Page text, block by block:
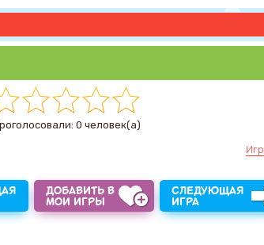
0 человек(а)
ДОБАВИТЬ В
МОИ ИГРЫ
СЛЕДУЮЩАЯ
ИГРА